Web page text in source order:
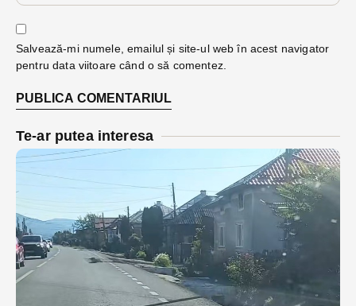
Salvează-mi numele, emailul și site-ul web în acest navigator
pentru data viitoare când o să comentez.
Te-ar putea interesa